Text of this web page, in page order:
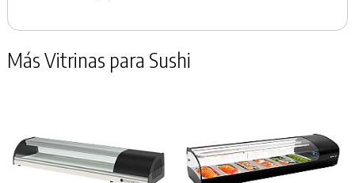
Más Vitrinas para Sushi